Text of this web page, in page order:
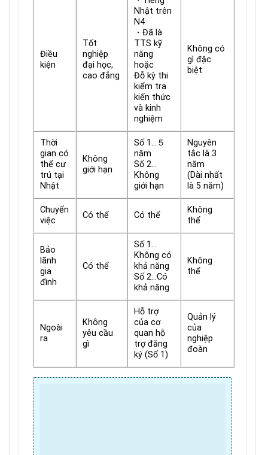
Điều
kiện
Tốt
nghiệp
đại học,
cao đẳng
Nhật trên
N4
・Đã là
TTS kỹ
năng
hoặc
Đỗ kỳ thi
kiểm tra
kiến thức
và kinh
nghiệm
Không có
gì đặc
biệt
Thời
gian có
thể cư
trú tại
Nhật
Không
giới hạn
Số 1…５
năm
Số 2…
Không
giới hạn
Nguyên
tắc là 3
năm
(Dài nhất
là 5 năm)
Chuyển
việc
Có thể Có thể
Không
thể
Bảo
lãnh
gia
đình
Có thể
Số 1…
Không có
khả năng
Số 2…Có
khả năng
Không
thể
Ngoài
ra
Không
yêu cầu
gì
Hỗ trợ
của cơ
quan hỗ
trợ đăng
ký (Số 1)
Quản lý
của
nghiệp
đoàn